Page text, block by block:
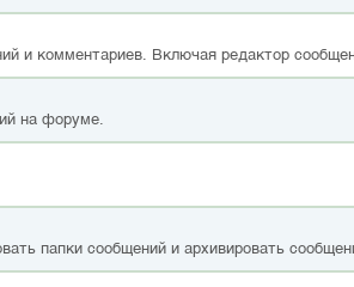
и комментариев. Включая редактор
на форуме.
папки сообщений и архивировать